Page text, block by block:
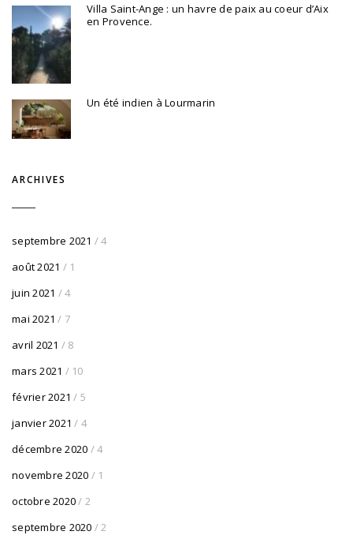
Villa Saint-Ange : un havre de paix au coeur d’Aix
en Provence.
Un été indien à Lourmarin
ARCHIVES
septembre 2021 / 4
août 2021 / 1
juin 2021 / 4
mai 2021 / 7
avril 2021 / 8
mars 2021 / 10
février 2021 / 5
janvier 2021 / 4
décembre 2020 / 4
novembre 2020 / 1
octobre 2020/ 2
septembre 2020 / 2